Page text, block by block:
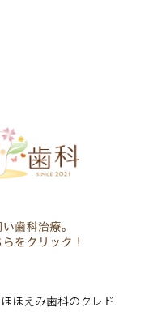
ほほえみ歯科のクレド